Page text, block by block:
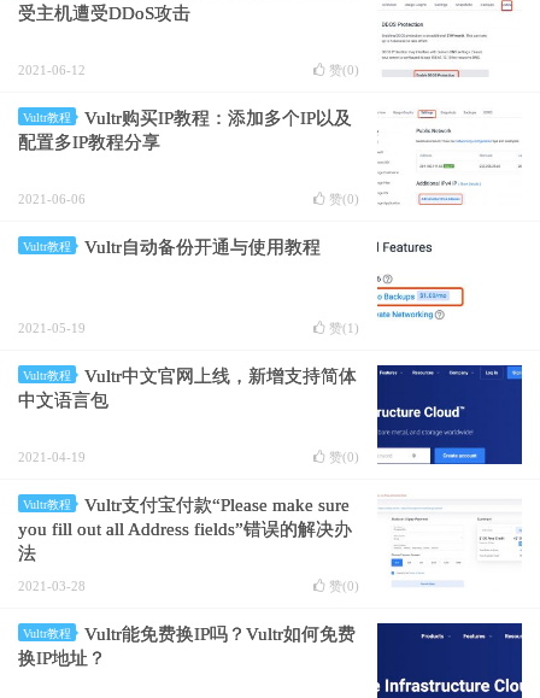
受主机遭受DDoS攻击
2021-06-12 赞(0)
Vultr教程
Vultr购买IP教程：添加多个IP以及
配置多IP教程分享
2021-06-06 赞(0)
Vultr教程 Vultr自动备份开通与使用教程
2021-05-19 赞(1 )
Vultr教程
Vultr中文官网上线，新增支持简体
中文语言包
2021-04-19 赞(0)
Vultr教程
Vultr支付宝付款“Please make sure
you fill out all Address fields”错误的解决办
法
2021-03-28 赞(0)
Vultr教程
Vultr能免费换IP吗？Vultr如何免费
换IP地址？